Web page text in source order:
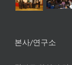
본사/연구소